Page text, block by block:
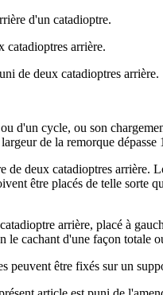
d'un catadioptre.
catadioptres arrière.
de deux catadioptres arrière.
cycle, ou son
de la remorque dépasse
deux catadioptres arrière.
être placés de telle sorte
arrière, placé à
le cachant d'une façon totale
peuvent être fixés sur un